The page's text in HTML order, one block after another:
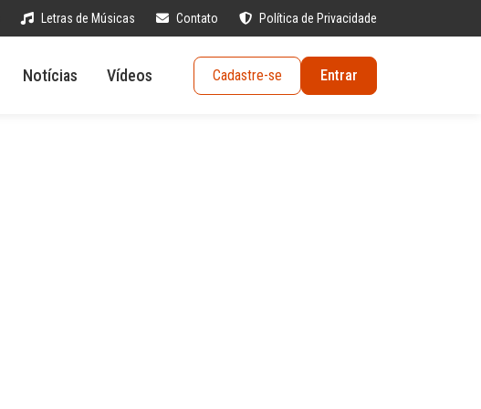
Letras de Músicas Contato Política de Privacidade
Notícias Vídeos Cadastre-se Entrar